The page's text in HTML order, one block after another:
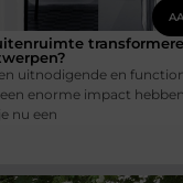
uitnodigende en
enorme impact
nu een